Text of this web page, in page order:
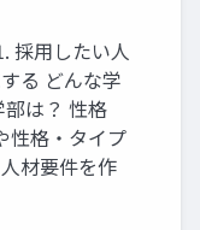
採用したい人
る どんな学
は？ 性格
性格・タイプ
材要件を作